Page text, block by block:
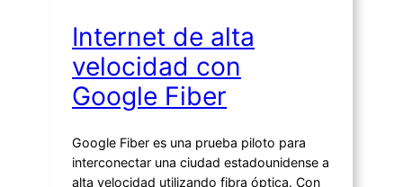
Internet de alta
velocidad con
Google Fiber
Google Fiber es una prueba piloto para
interconectar una ciudad estadounidense a
alta velocidad utilizando fibra óptica. Con